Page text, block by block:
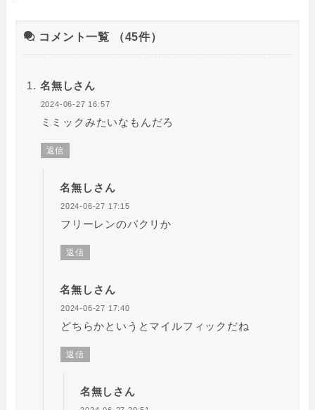
コメント一覧 （45件）
名無しさん
2024-06-27 16:57
ミミックみたいなもんだろ
返信
名無しさん
2024-06-27 17:15
フリーレンのパクリか
返信
名無しさん
2024-06-27 17:40
どちらかというとマイルフィックだね
返信
名無しさん